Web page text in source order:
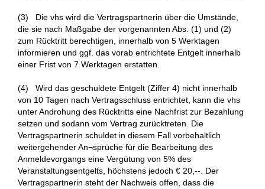
(3) Die vhs wird die Vertragspartnerin über die Umstände,
die sie nach Maßgabe der vorgenannten Abs. (1) und (2)
zum Rücktritt berechtigen, innerhalb von 5 Werktagen
informieren und ggf. das vorab entrichtete Entgelt innerhalb
einer Frist von 7 Werktagen erstatten.
(4) Wird das geschuldete Entgelt (Ziffer 4) nicht innerhalb
von 10 Tagen nach Vertragsschluss entrichtet, kann die vhs
unter Androhung des Rücktritts eine Nachfrist zur Bezahlung
setzen und sodann vom Vertrag zurücktreten. Die
Vertragspartnerin schuldet in diesem Fall vorbehaltlich
weitergehender An¬sprüche für die Bearbeitung des
Anmeldevorgangs eine Vergütung von 5% des
Veranstaltungsentgelts, höchstens jedoch € 20,--. Der
Vertragspartnerin steht der Nachweis offen, dass die